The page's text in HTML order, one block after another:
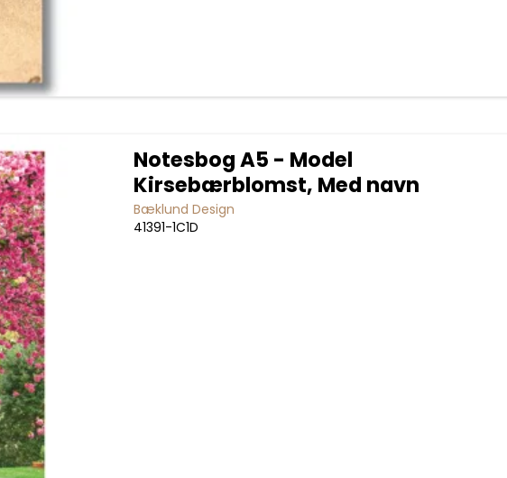
Notesbog A5 - Model
Kirsebærblomst, Med navn
Bæklund Design
41391-1C1D